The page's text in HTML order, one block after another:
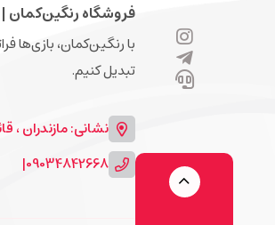
فروشگاه رنگین‌کمان |
با رنگین‌کمان، بازی‌ها
تبدیل کنیم.
نشانی: مازندران ،
09034842668
|